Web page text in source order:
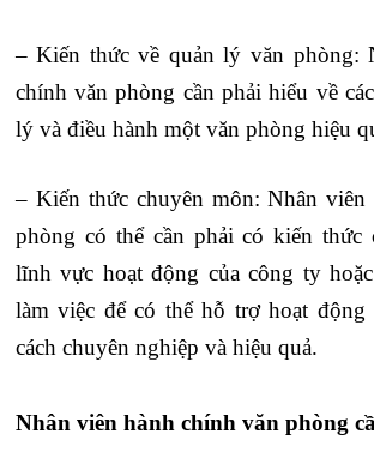
– Kiến thức về quản lý văn phòng:
chính văn phòng cần phải hiểu về
lý và điều hành một văn phòng hiệu
– Kiến thức chuyên môn: Nhân viên
phòng có thể cần phải có kiến thức
lĩnh vực hoạt động của công ty
làm việc để có thể hỗ trợ hoạt
cách chuyên nghiệp và hiệu quả.
Nhân viên hành chính văn phòng